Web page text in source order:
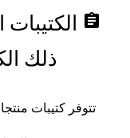
assignment
ذلك